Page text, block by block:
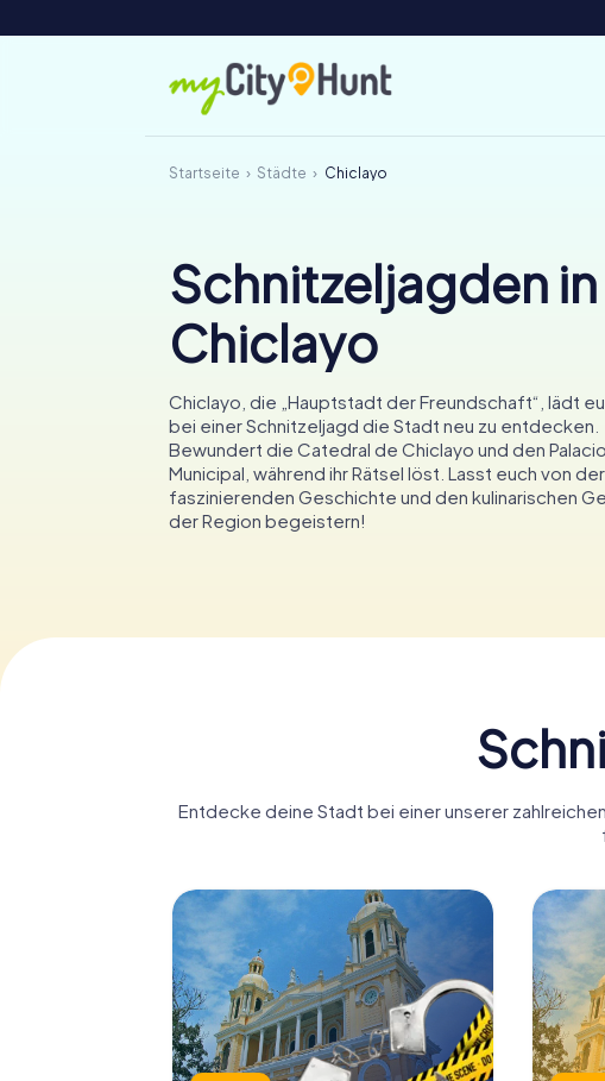
Startseite Städte Chiclayo
Schnitzeljagden in
Chiclayo
Chiclayo, die „Hauptstadt der Freundschaft“, lädt
bei einer Schnitzeljagd die Stadt neu zu entdecken.
Bewundert die Catedral de Chiclayo und den Palacio
Municipal, während ihr Rätsel löst. Lasst euch von der
faszinierenden Geschichte und den kulinarischen
der Region begeistern!
Entdecke deine Stadt bei einer unserer